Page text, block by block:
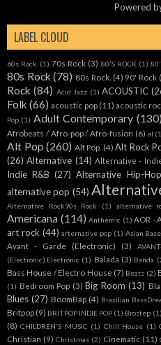
Powered
LABEL CLOUD
60s Rock (1) 70s Rock (3) 80'S ROCK (1)
80s Rock (78) 80s Rock. (4) 90' Rock
Rock (84) Acid Jazz (1) ACOUSTIC
Folk (66) acoustic pop (11) acoustic
Pop (1) Adult Contemporary (130)
Afrobeats / Afro-pop / Afro-fusion (6) al
Alt Pop (260) Alt Pop. (4) Alt Rock
(26) Alternative (14) Alternative -
Indie R&B (27) Alternative Hip-Hop
alternative pop (54)
Alternative Rock90s Rock
(1) alternative
Americana (114) Anthemic (1) AOR -
art rock (44) arternative pop (1) Asian
Avant - Garde (Electronic)
(3)
(Electronic).Electronic (1) Balada (3) Banda
Bass House / Electro House (7) Beats (2)
(1) Bedroom Pop (3) Big Room (13)
Blues (27) BoomBap (4) Brazilian
Britpop (9) BRITPOP INDIE POP (1) Brostep (1)
(8) CHILDREN'S MUSIC (1) Chill House (1)
Christian (9) Christmas (2) Cinematic (11)